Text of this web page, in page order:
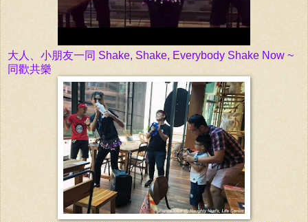
大人、 小朋友一同 Shake, Shake, Everybody Shake Now ~
同歡共樂